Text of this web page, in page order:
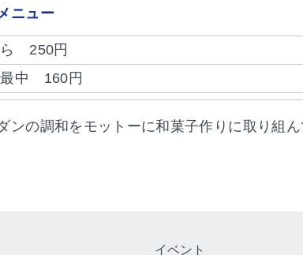
ニュー
ら 250円
最中 160円
ンの調和をモットーに和菓子作りに取り組ん
イベント